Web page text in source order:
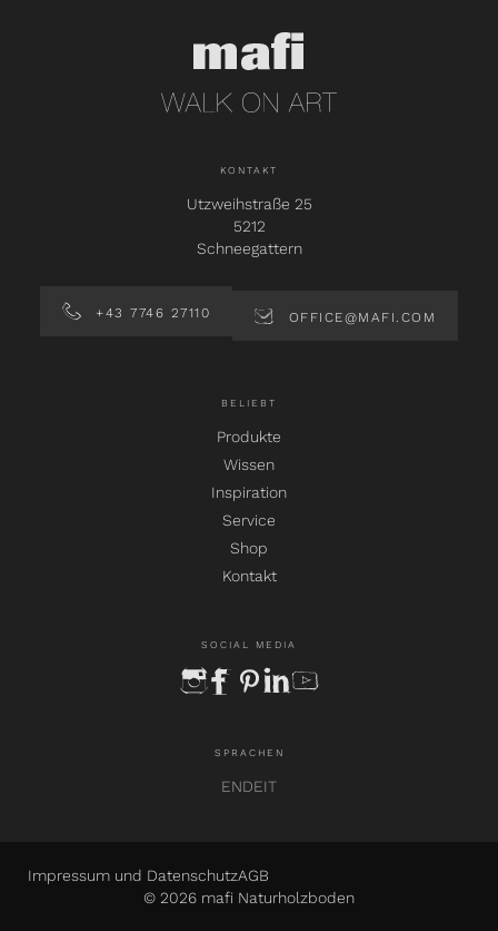
KONTAKT
Utzweihstraße 25
5212
Schneegattern
+43 7746 27110 OFFICE@MAFI.COM
BELIEBT
Produkte
Wissen
Inspiration
Service
Shop
Kontakt
SOCIAL MEDIA
instagram
facebook
pinterest
linkedinyoutube
SPRACHEN
ENDEIT
Impressum und DatenschutzAGB
© 2026 mafi Naturholzboden